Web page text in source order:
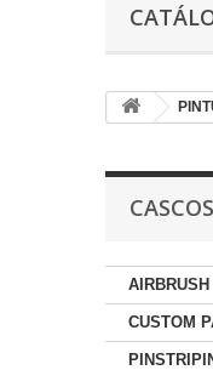
AIRBRUSH
CUSTOM